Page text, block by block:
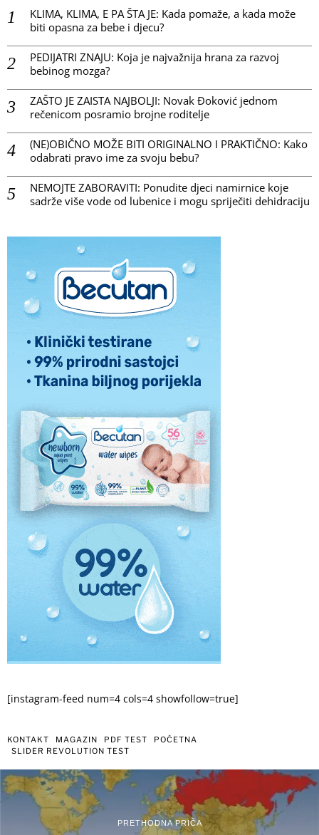
KLIMA, KLIMA, E PA ŠTA JE: Kada pomaže, a kada može
biti opasna za bebe i djecu?
PEDIJATRI ZNAJU: Koja je najvažnija hrana za razvoj
bebinog mozga?
ZAŠTO JE ZAISTA NAJBOLJI: Novak Đoković jednom
rečenicom posramio brojne roditelje
(NE)OBIČNO MOŽE BITI ORIGINALNO I PRAKTIČNO: Kako
odabrati pravo ime za svoju bebu?
NEMOJTE ZABORAVITI: Ponudite djeci namirnice koje
sadrže više vode od lubenice i mogu spriječiti dehidraciju
[instagram-feed num=4 cols=4 showfollow=true]
KONTAKT MAGAZIN PDF TEST
POČETNA
SLIDER REVOLUTION TEST
PRETHODNA PRIČA